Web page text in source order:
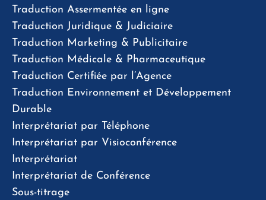
Traduction Assermentée en ligne
Traduction Juridique & Judiciaire
Traduction Marketing & Publicitaire
Traduction Médicale & Pharmaceutique
Traduction Certifiée par l’Agence
Traduction Environnement et Développement
Durable
Interprétariat par Téléphone
Interprétariat par Visioconférence
Interprétariat
Interprétariat de Conférence
Sous-titrage